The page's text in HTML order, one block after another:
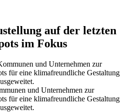
auf der letzten
im Fokus
und Unternehmen zur
für eine klimafreundliche Gestaltung